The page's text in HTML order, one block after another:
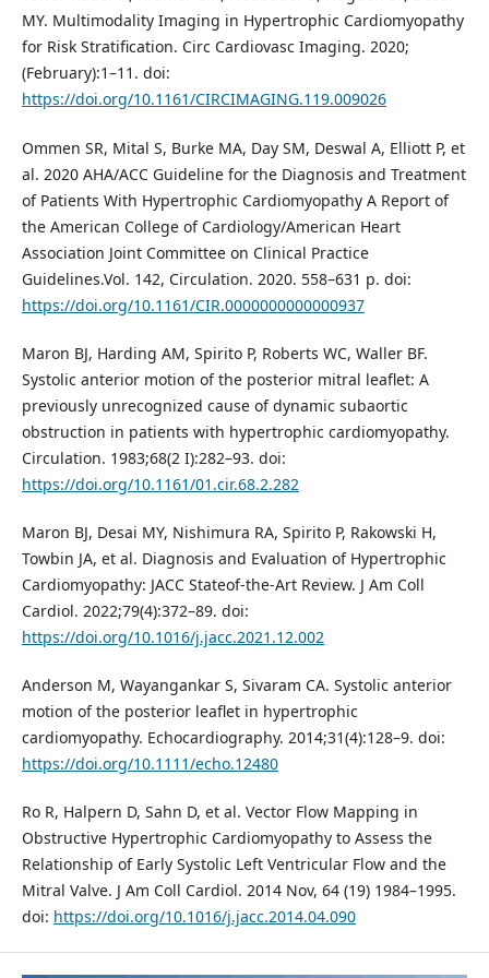
MY. Multimodality Imaging in Hypertrophic Cardiomyopathy
for Risk Stratification. Circ Cardiovasc Imaging. 2020;
(February):1–11. doi:
https://doi.org/10.1161/CIRCIMAGING.119.009026
Ommen SR, Mital S, Burke MA, Day SM, Deswal A, Elliott P, et
al. 2020 AHA/ACC Guideline for the Diagnosis and Treatment
of Patients With Hypertrophic Cardiomyopathy A Report of
the American College of Cardiology/American Heart
Association Joint Committee on Clinical Practice
Guidelines.Vol. 142, Circulation. 2020. 558–631 p. doi:
https://doi.org/10.1161/CIR.0000000000000937
Maron BJ, Harding AM, Spirito P, Roberts WC, Waller BF.
Systolic anterior motion of the posterior mitral leaflet: A
previously unrecognized cause of dynamic subaortic
obstruction in patients with hypertrophic cardiomyopathy.
Circulation. 1983;68(2 I):282–93. doi:
https://doi.org/10.1161/01.cir.68.2.282
Maron BJ, Desai MY, Nishimura RA, Spirito P, Rakowski H,
Towbin JA, et al. Diagnosis and Evaluation of Hypertrophic
Cardiomyopathy: JACC Stateof-the-Art Review. J Am Coll
Cardiol. 2022;79(4):372–89. doi:
https://doi.org/10.1016/j.jacc.2021.12.002
Anderson M, Wayangankar S, Sivaram CA. Systolic anterior
motion of the posterior leaflet in hypertrophic
cardiomyopathy. Echocardiography. 2014;31(4):128–9. doi:
https://doi.org/10.1111/echo.12480
Ro R, Halpern D, Sahn D, et al. Vector Flow Mapping in
Obstructive Hypertrophic Cardiomyopathy to Assess the
Relationship of Early Systolic Left Ventricular Flow and the
Mitral Valve. J Am Coll Cardiol. 2014 Nov, 64 (19) 1984–1995.
doi: https://doi.org/10.1016/j.jacc.2014.04.090